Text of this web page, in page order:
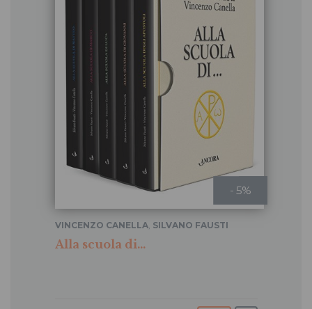
- 5%
Alla scuola di...
VINCENZO CANELLA, SILVANO FAUSTI